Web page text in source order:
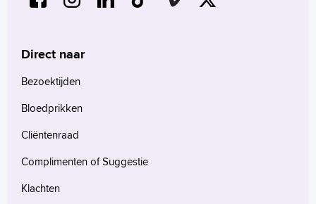
Direct naar
Bezoektijden
Bloedprikken
Cliëntenraad
Complimenten of Suggestie
Klachten